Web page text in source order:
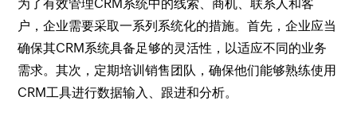
为了有效管理CRM系统中的线索、商机、联系人和客
户，企业需要采取一系列系统化的措施。首先，企业应当
确保其CRM系统具备足够的灵活性，以适应不同的业务
需求。其次，定期培训销售团队，确保他们能够熟练使用
CRM工具进行数据输入、跟进和分析。